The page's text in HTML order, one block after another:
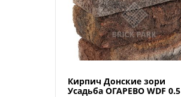
Кирпич Донские зори
Усадьба ОГАРЕВО WDF 0.5